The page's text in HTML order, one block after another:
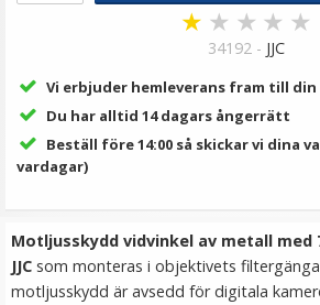
Step Up Ring 49-55mm - Gör
★ ★ ★ ★ ★
34192 - JJC
Vi erbjuder hemleverans fram till
Du har alltid 14 dagars ångerrätt
Beställ före 14:00 så skickar vi dina
vardagar)
Motljusskydd vidvinkel av metall med
JJC som monteras i objektivets
motljusskydd är avsedd för digitala